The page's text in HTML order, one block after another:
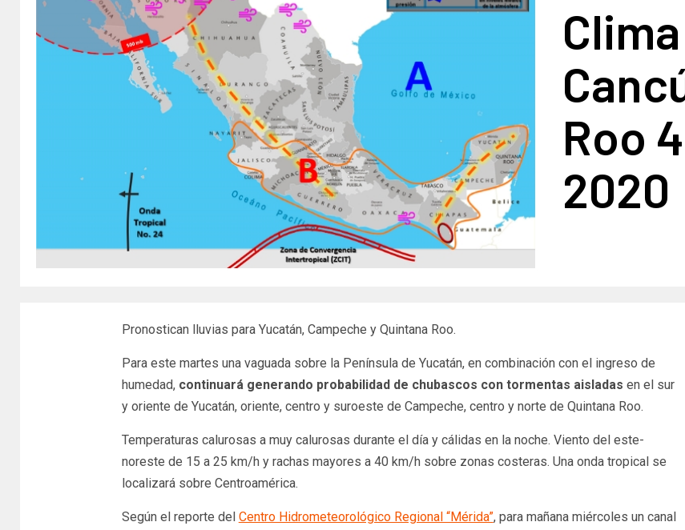
Roo
2020
Pronostican lluvias para Yucatán, Campeche y Quintana Roo.
Para este martes una vaguada sobre la Península de Yucatán, en combinación con el ingreso de
humedad, continuará generando probabilidad de chubascos con tormentas aisladas en el sur
y oriente de Yucatán, oriente, centro y suroeste de Campeche, centro y norte de Quintana Roo.
Temperaturas calurosas a muy calurosas durante el día y cálidas en la noche. Viento del este-
noreste de 15 a 25 km/h y rachas mayores a 40 km/h sobre zonas costeras. Una onda tropical se
localizará sobre Centroamérica.
Según el reporte del Centro Hidrometeorológico Regional “Mérida”, para mañana miércoles un canal